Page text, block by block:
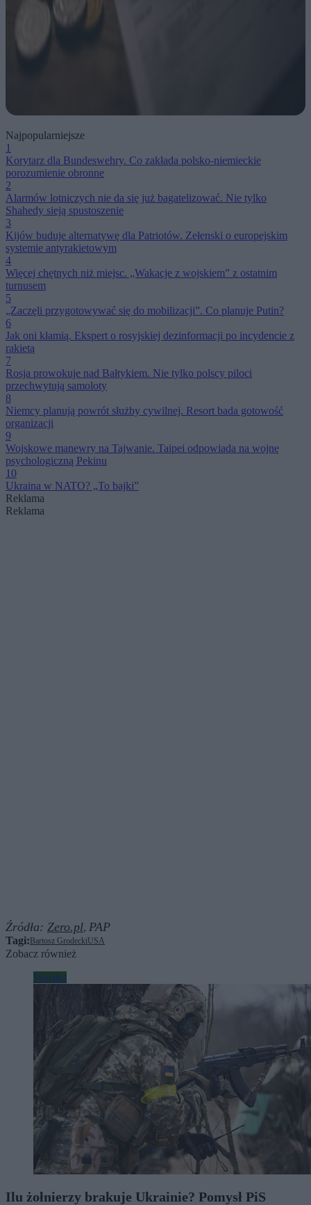
Najpopularniejsze
1
Korytarz dla Bundeswehry. Co zakłada polsko-niemieckie
porozumienie obronne
2
Alarmów lotniczych nie da się już bagatelizować. Nie tylko
Shahedy sieją spustoszenie
3
Kijów buduje alternatywę dla Patriotów. Zełenski o europejskim
systemie antyrakietowym
4
Więcej chętnych niż miejsc. „Wakacje z wojskiem” z ostatnim
turnusem
5
„Zaczęli przygotowywać się do mobilizacji”. Co planuje Putin?
6
Jak oni kłamią. Ekspert o rosyjskiej dezinformacji po incydencie z
rakietą
7
Rosja prowokuje nad Bałtykiem. Nie tylko polscy piloci
przechwytują samoloty
8
Niemcy planują powrót służby cywilnej. Resort bada gotowość
organizacji
9
Wojskowe manewry na Tajwanie. Taipei odpowiada na wojnę
psychologiczną Pekinu
10
Ukraina w NATO? „To bajki”
Reklama
Reklama
Źródła: Zero.pl, PAP
Tagi: Bartosz GrodeckiUSA
Zobacz również
Wojsko
Ilu żołnierzy brakuje Ukrainie? Pomysł PiS